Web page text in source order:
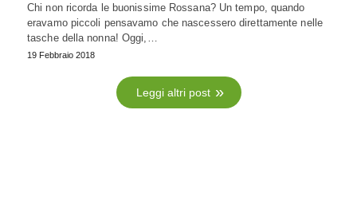
Chi non ricorda le buonissime Rossana? Un tempo, quando
eravamo piccoli pensavamo che nascessero direttamente nelle
tasche della nonna! Oggi,…
19 Febbraio 2018
Leggi altri post